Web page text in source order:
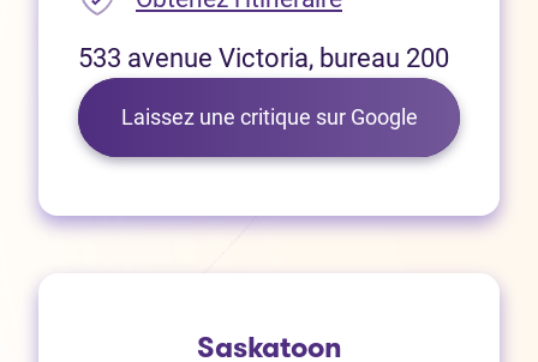
533 avenue Victoria, bureau 200
Laissez une critique sur Google(Ouvre
Saskatoon